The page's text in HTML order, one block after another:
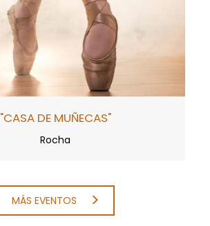
"CASA DE MUÑECAS"
Rocha
MÁS EVENTOS